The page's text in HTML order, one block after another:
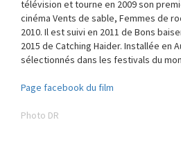
télévision et tourne en 2009 son
cinéma Vents de sable, Femmes de
2010. Il est suivi en 2011 de Bons
2015 de Catching Haider. Installée en
sélectionnés dans les festivals du
Page facebook du film
Photo DR